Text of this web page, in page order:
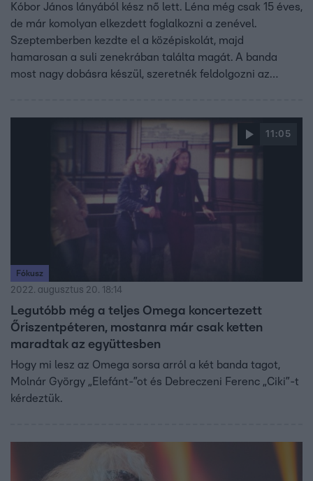
Kóbor János lányából kész nő lett. Léna még csak 15 éves,
de már komolyan elkezdett foglalkozni a zenével.
Szeptemberben kezdte el a középiskolát, majd
hamarosan a suli zenekrában találta magát. A banda
most nagy dobásra készül, szeretnék feldolgozni az
11:05
Fókusz
2022. augusztus 20. 18:14
Legutóbb még a teljes Omega koncertezett
Őriszentpéteren, mostanra már csak ketten
maradtak az együttesben
Hogy mi lesz az Omega sorsa arról a két banda tagot,
Molnár György „Elefánt-”ot és Debreczeni Ferenc „Ciki”-t
kérdeztük.